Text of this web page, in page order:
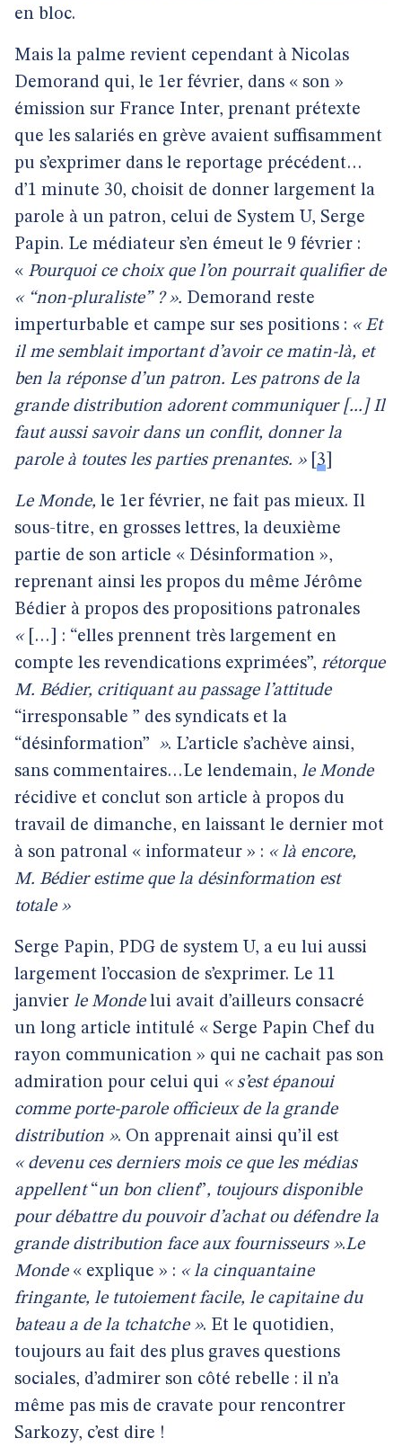
en bloc.
Mais la palme revient cependant à Nicolas
Demorand qui, le 1er février, dans « son »
émission sur France Inter, prenant prétexte
que les salariés en grève avaient suffisamment
pu s’exprimer dans le reportage précédent…
d’1 minute 30, choisit de donner largement la
parole à un patron, celui de System U, Serge
Papin. Le médiateur s’en émeut le 9 février :
« Pourquoi ce choix que l’on pourrait qualifier de
« “non-pluraliste” ? ». Demorand reste
imperturbable et campe sur ses positions : « Et
il me semblait important d’avoir ce matin-là, et
ben la réponse d’un patron. Les patrons de la
grande distribution adorent communiquer [...] Il
faut aussi savoir dans un conflit, donner la
parole à toutes les parties prenantes. »[ 3
Le Monde, le 1er février, ne fait pas mieux. Il
sous-titre, en grosses lettres, la deuxième
partie de son article « Désinformation »,
reprenant ainsi les propos du même Jérôme
Bédier à propos des propositions patronales
« […] : “elles prennent très largement en
compte les revendications exprimées”, rétorque
M. Bédier, critiquant au passage l’attitude
“irresponsable ” des syndicats et la
“désinformation” ». L’article s’achève ainsi,
sans commentaires…Le lendemain, le Monde
récidive et conclut son article à propos du
travail de dimanche, en laissant le dernier mot
à son patronal « informateur » : « là encore,
M. Bédier estime que la désinformation est
totale »
Serge Papin, PDG de system U, a eu lui aussi
largement l’occasion de s’exprimer. Le 11
janvier le Mondelui avait d’ailleurs consacré
un long article intitulé « Serge Papin Chef du
rayon communication » qui ne cachait pas son
admiration pour celui qui « s’est épanoui
comme porte-parole officieux de la grande
distribution ». On apprenait ainsi qu’il est
« devenu ces derniers mois ce que les médias
appellent “un bon client”, toujours disponible
pour débattre du pouvoir d’achat ou défendre la
grande distribution face aux fournisseurs ».Le
Monde« explique » : « la cinquantaine
fringante, le tutoiement facile, le capitaine du
bateau a de la tchatche ». Et le quotidien,
toujours au fait des plus graves questions
sociales, d’admirer son côté rebelle : il n’a
même pas mis de cravate pour rencontrer
Sarkozy, c’est dire !